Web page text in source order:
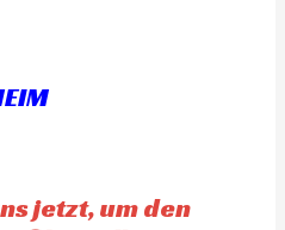
jetzt, um den